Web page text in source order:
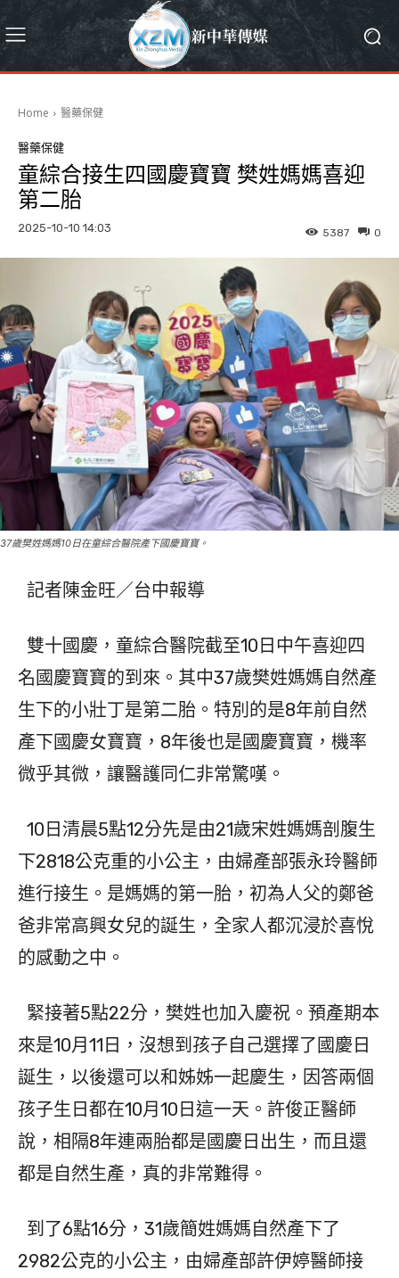
Home 醫藥保健
醫藥保健
童綜合接生四國慶寶寶 樊姓媽媽喜迎
第二胎
2025-10-10 14:03 0
5387
37歲樊姓媽媽10日在童綜合醫院產下國慶寶寶。
記者陳金旺／台中報導
雙十國慶，童綜合醫院截至10日中午喜迎四
名國慶寶寶的到來。其中37歲樊姓媽媽自然產
生下的小壯丁是第二胎。特別的是8年前自然
產下國慶女寶寶，8年後也是國慶寶寶，機率
微乎其微，讓醫護同仁非常驚嘆。
10日清晨5點12分先是由21歲宋姓媽媽剖腹生
下2818公克重的小公主，由婦產部張永玲醫師
進行接生。是媽媽的第一胎，初為人父的鄭爸
爸非常高興女兒的誕生，全家人都沉浸於喜悅
的感動之中。
緊接著5點22分，樊姓也加入慶祝。預產期本
來是10月11日，沒想到孩子自己選擇了國慶日
誕生，以後還可以和姊姊一起慶生，因答兩個
孩子生日都在10月10日這一天。許俊正醫師
說，相隔8年連兩胎都是國慶日出生，而且還
都是自然生產，真的非常難得。
到了6點16分，31歲簡姓媽媽自然產下了
2982公克的小公主，由婦產部許伊婷醫師接